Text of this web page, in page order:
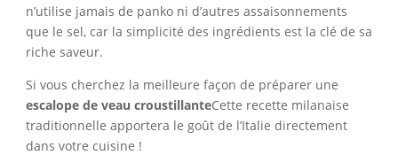
n’utilise jamais de panko ni d’autres assaisonnements
que le sel, car la simplicité des ingrédients est la clé de sa
riche saveur.
Si vous cherchez la meilleure façon de préparer une
escalope de veau croustillanteCette recette milanaise
traditionnelle apportera le goût de l’Italie directement
dans votre cuisine !